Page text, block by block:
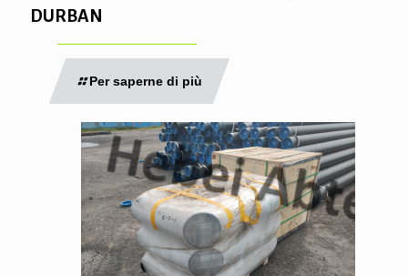
DURBAN
Per saperne di più